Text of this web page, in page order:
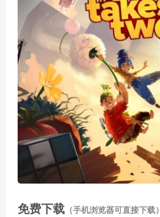
免费下载 （手机浏览器可直接下载）